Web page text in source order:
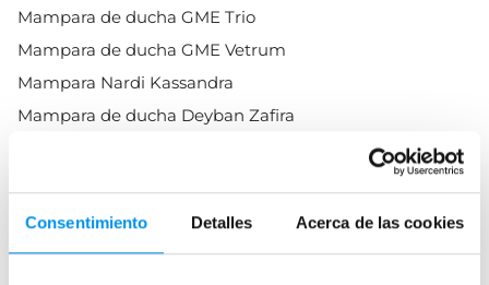
Consentimiento Detalles Acerca de las cookies
Mampara de ducha GME Trio
Mampara de ducha GME Vetrum
Mampara Nardi Kassandra
Mampara de ducha Deyban Zafira
Mamparas de ducha o bañera con perfilería dorada
Mamparas de ducha de cristal opaco